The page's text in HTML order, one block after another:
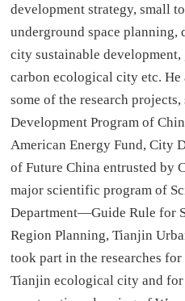
development strategy, small
underground space planning,
city sustainable
carbon ecological city etc.
some of the research projects,
Development Program of
American Energy Fund, City
of Future China entrusted by
major scientific program of
Department—Guide Rule for
Region Planning, Tianjin
took part in the researches
Tianjin ecological city and